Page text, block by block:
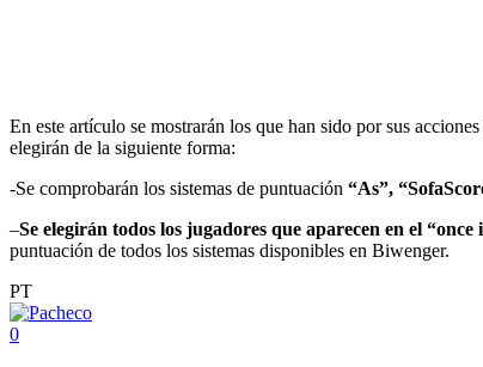
En este artículo se mostrarán los que han sido por sus
elegirán de la siguiente forma:
-Se comprobarán los sistemas de puntuación “As”,
–Se elegirán todos los jugadores que aparecen en el
puntuación de todos los sistemas disponibles en Biwenger.
PT
0